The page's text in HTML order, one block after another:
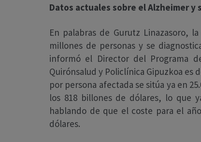
Datos actuales sobre el Alzheimer y
En palabras de Gurutz Linazasoro,
millones de personas y se
informó el Director del Programa
Quirónsalud y Policlínica Gipuzkoa es
por persona afectada se sitúa ya en
los 818 billones de dólares, lo que
hablando de que el coste para el
dólares.